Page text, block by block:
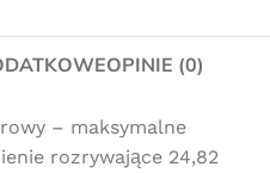
OPINIE (0)
– maksymalne
rozrywające 24,82